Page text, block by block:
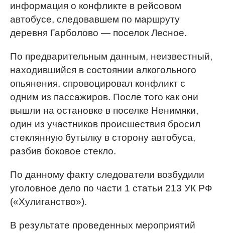
информация о конфликте в рейсовом
автобусе, следовавшем по маршруту
деревня Гарболово — поселок Лесное.
По предварительным данным, неизвестный,
находившийся в состоянии алкогольного
опьянения, спровоцировал конфликт с
одним из пассажиров. После того как они
вышли на остановке в поселке Ненимяки,
один из участников происшествия бросил
стеклянную бутылку в сторону автобуса,
разбив боковое стекло.
По данному факту следователи возбудили
уголовное дело по части 1 статьи 213 УК РФ
(«Хулиганство»).
В результате проведенных мероприятий